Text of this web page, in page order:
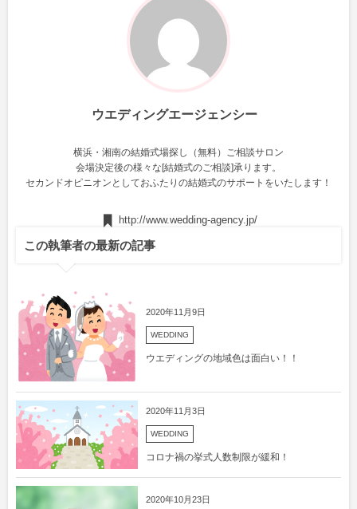
ウエディングエージェンシー
横浜・湘南の結婚式場探し（無料）ご相談サロン
会場決定後の様々な[結婚式のご相談]承ります。
セカンドオピニオンとしておふたりの結婚式のサポートをいたします！
http://www.wedding-agency.jp/
この執筆者の最新の記事
2020年11月9日
WEDDING
ウエディングの地域色は面白い！！
2020年11月3日
WEDDING
コロナ禍の挙式人数制限が緩和！
2020年10月23日